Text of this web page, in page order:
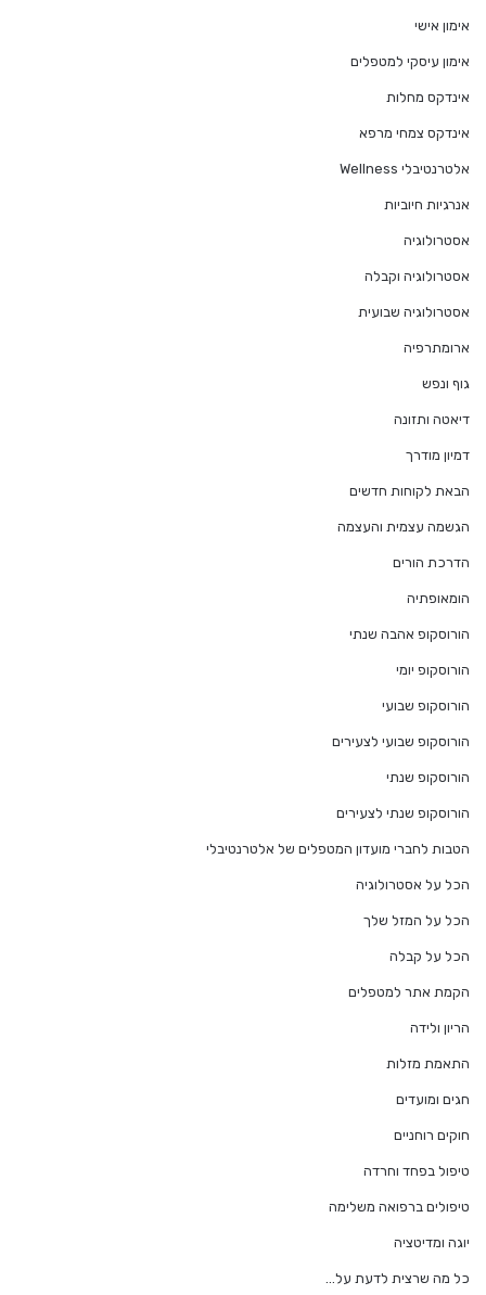
אימון אישי
אימון עיסקי למטפלים
אינדקס מחלות
אינדקס צמחי מרפא
אלטרנטיבלי Wellness
אנרגיות חיוביות
אסטרולוגיה
אסטרולוגיה וקבלה
אסטרולוגיה שבועית
ארומתרפיה
גוף ונפש
דיאטה ותזונה
דמיון מודרך
הבאת לקוחות חדשים
הגשמה עצמית והעצמה
הדרכת הורים
הומאופתיה
הורוסקופ אהבה שנתי
הורוסקופ יומי
הורוסקופ שבועי
הורוסקופ שבועי לצעירים
הורוסקופ שנתי
הורוסקופ שנתי לצעירים
הטבות לחברי מועדון המטפלים של אלטרנטיבלי
הכל על אסטרולוגיה
הכל על המזל שלך
הכל על קבלה
הקמת אתר למטפלים
הריון ולידה
התאמת מזלות
חגים ומועדים
חוקים רוחניים
טיפול בפחד וחרדה
טיפולים ברפואה משלימה
יוגה ומדיטציה
כל מה שרצית לדעת על…